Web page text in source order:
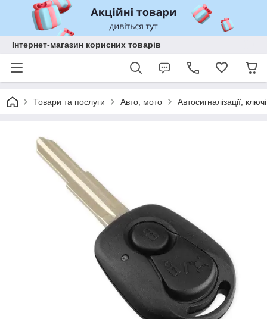
Інтернет-магазин корисних товарів
Товари та послуги Авто, мото Автосигналізації, ключі